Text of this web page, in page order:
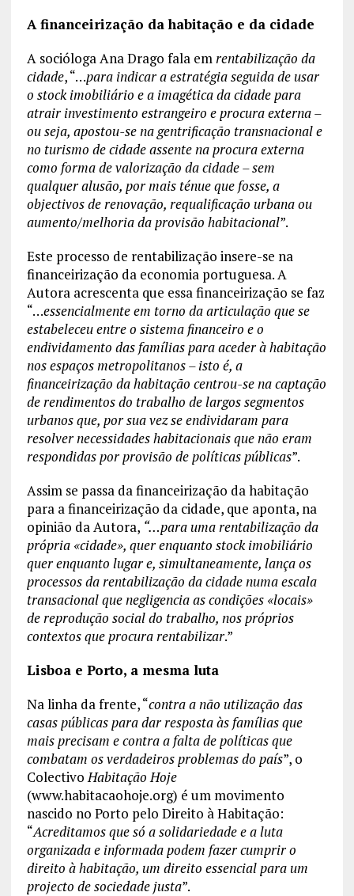
A financeirização da habitação e da cidade
A socióloga Ana Drago fala emrentabilização da
cidade, “…para indicar a estratégia seguida de usar
o stock imobiliário e a imagética da cidade para
atrair investimento estrangeiro e procura externa –
ou seja, apostou-se na gentrificação transnacional e
no turismo de cidade assente na procura externa
como forma de valorização da cidade – sem
qualquer alusão, por mais ténue que fosse, a
objectivos de renovação, requalificação urbana ou
aumento/melhoria da provisão habitacional”.
Este processo de rentabilização insere-se na
financeirização da economia portuguesa. A
Autora acrescenta que essa financeirização se faz
“…essencialmente em torno da articulação que se
estabeleceu entre o sistema financeiro e o
endividamento das famílias para aceder à habitação
nos espaços metropolitanos – isto é, a
financeirização da habitação centrou-se na captação
de rendimentos do trabalho de largos segmentos
urbanos que, por sua vez se endividaram para
resolver necessidades habitacionais que não eram
respondidas por provisão de políticas públicas”.
Assim se passa da financeirização da habitação
para a financeirização da cidade, que aponta, na
opinião da Autora, “…para uma rentabilização da
própria «cidade», quer enquanto stock imobiliário
quer enquanto lugar e, simultaneamente, lança os
processos da rentabilização da cidade numa escala
transacional que negligencia as condições «locais»
de reprodução social do trabalho, nos próprios
contextos que procura rentabilizar.”
Lisboa e Porto, a mesma luta
Na linha da frente, “contra a não utilização das
casas públicas para dar resposta às famílias que
mais precisam e contra a falta de políticas que
combatam os verdadeiros problemas do país”, o
ColectivoHabitação Hoje
(www.habitacaohoje.org) é um movimento
nascido no Porto pelo Direito à Habitação:
“Acreditamos que só a solidariedade e a luta
organizada e informada podem fazer cumprir o
direito à habitação, um direito essencial para um
projecto de sociedade justa”.